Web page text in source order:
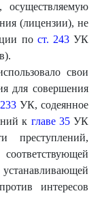
осуществляемую
(лицензии), не
по ст. 243УК
свои
для совершения
УК, содеянное
к главе 35УК
преступлений,
интересов